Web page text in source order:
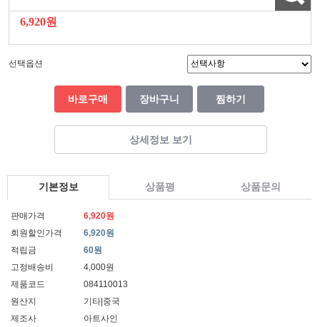
6,920원
선택옵션
바로구매 장바구니 찜하기
상세정보 보기
기본정보 상품평 상품문의
판매가격
6,920원
회원할인가격
6,920원
적립금
60원
고정배송비
4,000원
제품코드
084110013
원산지
기타|중국
제조사
아트사인